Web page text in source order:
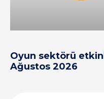
Oyun sektörü
Ağustos 2026